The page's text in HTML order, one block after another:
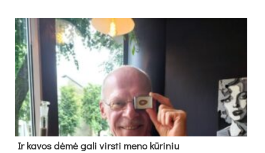
Ir ka­vos dė­mė ga­li virs­ti me­no kū­ri­niu